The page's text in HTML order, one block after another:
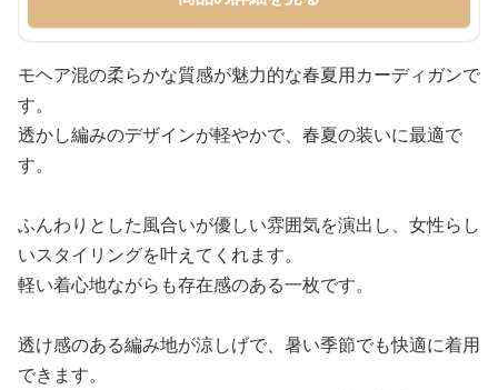
モヘア混の柔らかな質感が魅力的な春夏用カーディガンで
す。
透かし編みのデザインが軽やかで、春夏の装いに最適で
す。
ふんわりとした風合いが優しい雰囲気を演出し、女性らし
いスタイリングを叶えてくれます。
軽い着心地ながらも存在感のある一枚です。
透け感のある編み地が涼しげで、暑い季節でも快適に着用
できます。